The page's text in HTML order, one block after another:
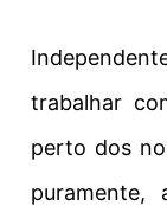
trabalhar
perto dos
puramente,